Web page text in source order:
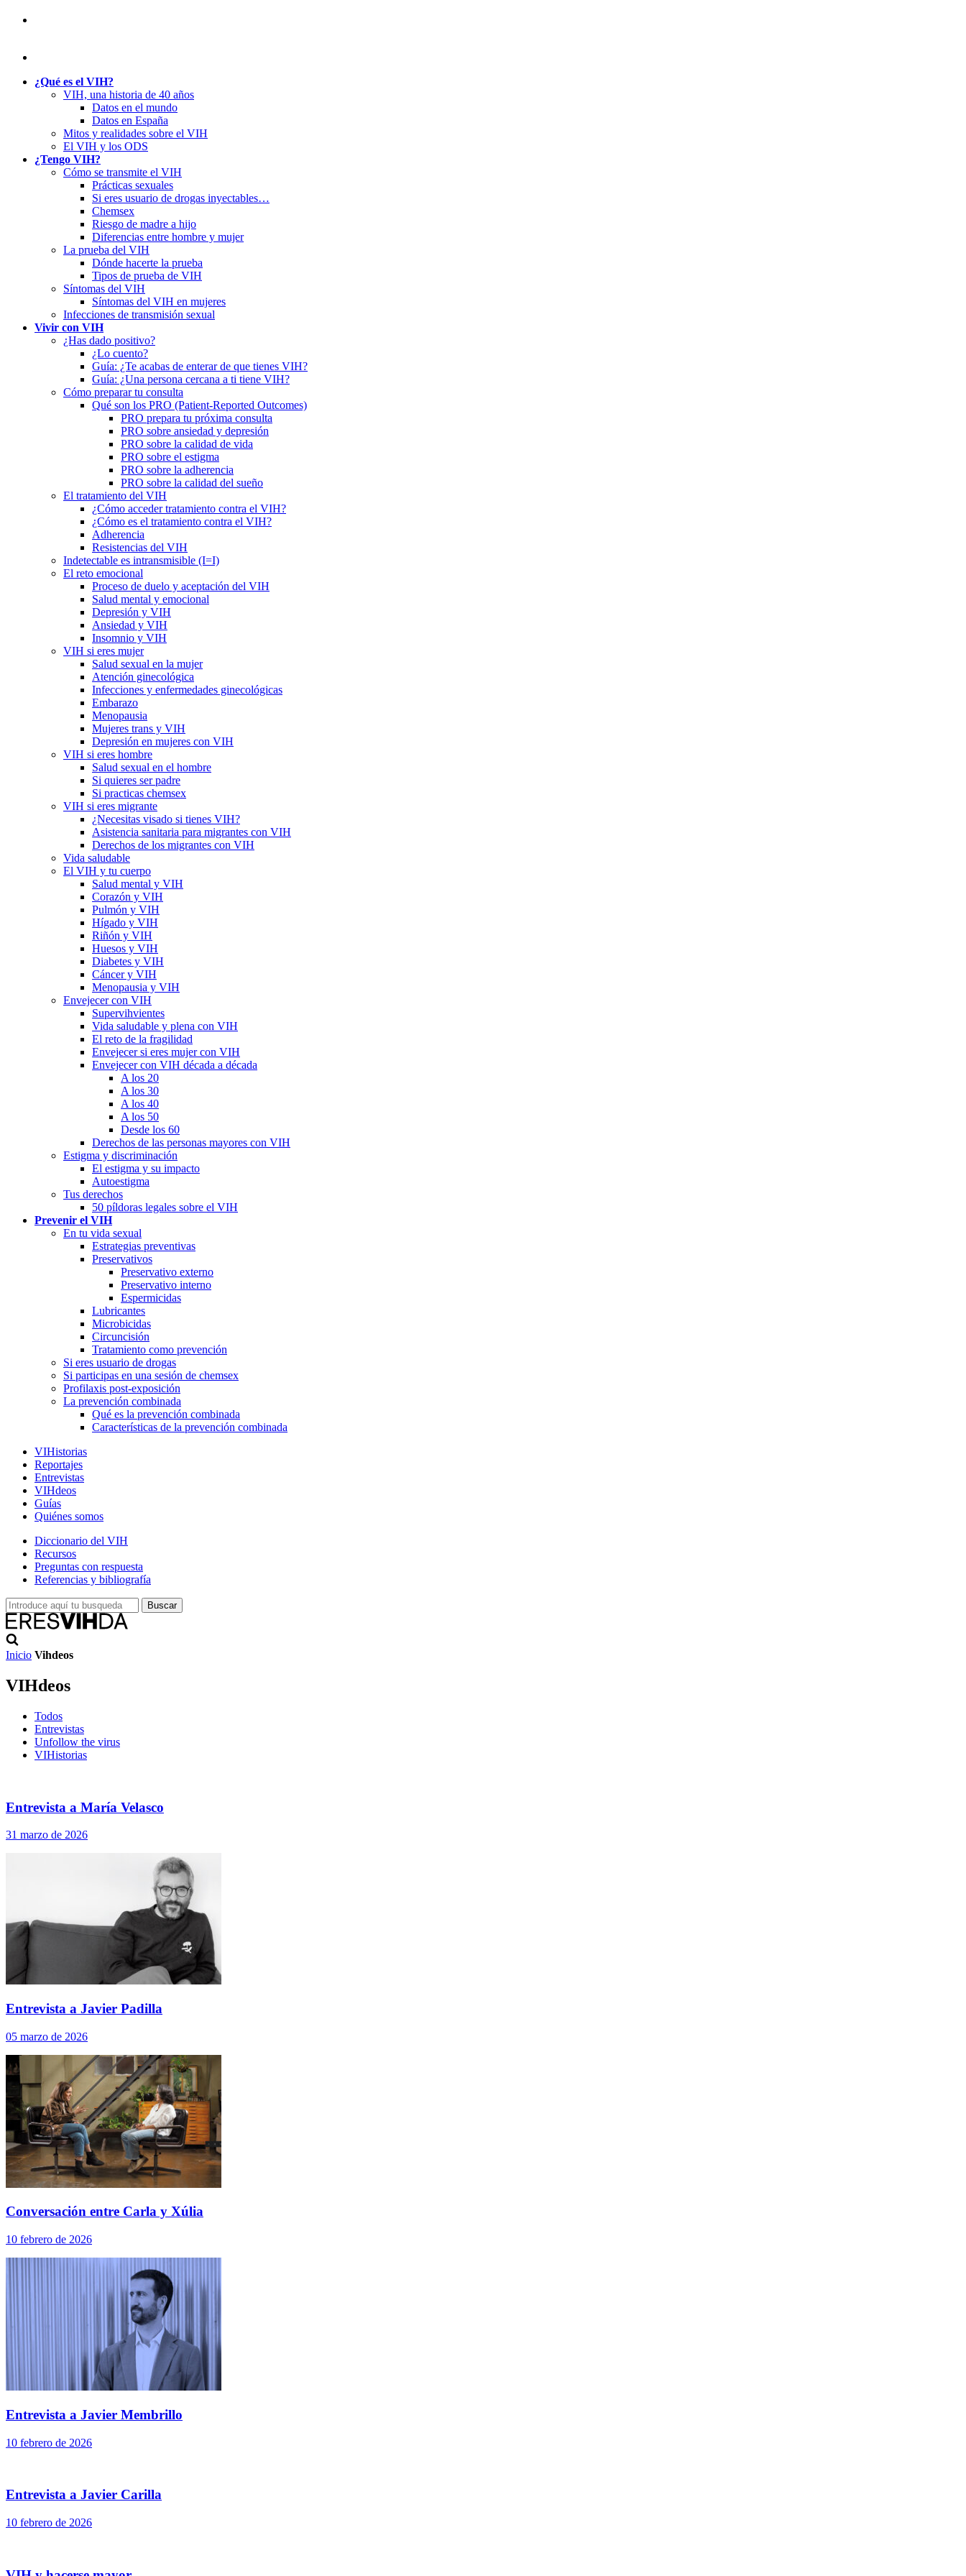
¿Qué es el VIH?
VIH, una historia de 40 años
Datos en el mundo
Datos en España
Mitos y realidades sobre el VIH
El VIH y los ODS
¿Tengo VIH?
Cómo se transmite el VIH
Prácticas sexuales
Si eres usuario de drogas inyectables…
Chemsex
Riesgo de madre a hijo
Diferencias entre hombre y mujer
La prueba del VIH
Dónde hacerte la prueba
Tipos de prueba de VIH
Síntomas del VIH
Síntomas del VIH en mujeres
Infecciones de transmisión sexual
Vivir con VIH
¿Has dado positivo?
¿Lo cuento?
Guía: ¿Te acabas de enterar de que tienes VIH?
Guía: ¿Una persona cercana a ti tiene VIH?
Cómo preparar tu consulta
Qué son los PRO (Patient-Reported Outcomes)
PRO prepara tu próxima consulta
PRO sobre ansiedad y depresión
PRO sobre la calidad de vida
PRO sobre el estigma
PRO sobre la adherencia
PRO sobre la calidad del sueño
El tratamiento del VIH
¿Cómo acceder tratamiento contra el VIH?
¿Cómo es el tratamiento contra el VIH?
Adherencia
Resistencias del VIH
Indetectable es intransmisible (I=I)
El reto emocional
Proceso de duelo y aceptación del VIH
Salud mental y emocional
Depresión y VIH
Ansiedad y VIH
Insomnio y VIH
VIH si eres mujer
Salud sexual en la mujer
Atención ginecológica
Infecciones y enfermedades ginecológicas
Embarazo
Menopausia
Mujeres trans y VIH
Depresión en mujeres con VIH
VIH si eres hombre
Salud sexual en el hombre
Si quieres ser padre
Si practicas chemsex
VIH si eres migrante
¿Necesitas visado si tienes VIH?
Asistencia sanitaria para migrantes con VIH
Derechos de los migrantes con VIH
Vida saludable
El VIH y tu cuerpo
Salud mental y VIH
Corazón y VIH
Pulmón y VIH
Hígado y VIH
Riñón y VIH
Huesos y VIH
Diabetes y VIH
Cáncer y VIH
Menopausia y VIH
Envejecer con VIH
Supervihvientes
Vida saludable y plena con VIH
El reto de la fragilidad
Envejecer si eres mujer con VIH
Envejecer con VIH década a década
A los 20
A los 30
A los 40
A los 50
Desde los 60
Derechos de las personas mayores con VIH
Estigma y discriminación
El estigma y su impacto
Autoestigma
Tus derechos
50 píldoras legales sobre el VIH
Prevenir el VIH
En tu vida sexual
Estrategias preventivas
Preservativos
Preservativo externo
Preservativo interno
Espermicidas
Lubricantes
Microbicidas
Circuncisión
Tratamiento como prevención
Si eres usuario de drogas
Si participas en una sesión de chemsex
Profilaxis post-exposición
La prevención combinada
Qué es la prevención combinada
Características de la prevención combinada
VIHistorias
Reportajes
Entrevistas
VIHdeos
Guías
Quiénes somos
Diccionario del VIH
Recursos
Preguntas con respuesta
Referencias y bibliografía
Inicio Vihdeos
VIHdeos
Todos
Entrevistas
Unfollow the virus
VIHistorias
Entrevista a María Velasco
31 marzo de 2026
Entrevista a Javier Padilla
05 marzo de 2026
Conversación entre Carla y Xúlia
10 febrero de 2026
Entrevista a Javier Membrillo
10 febrero de 2026
Entrevista a Javier Carilla
10 febrero de 2026